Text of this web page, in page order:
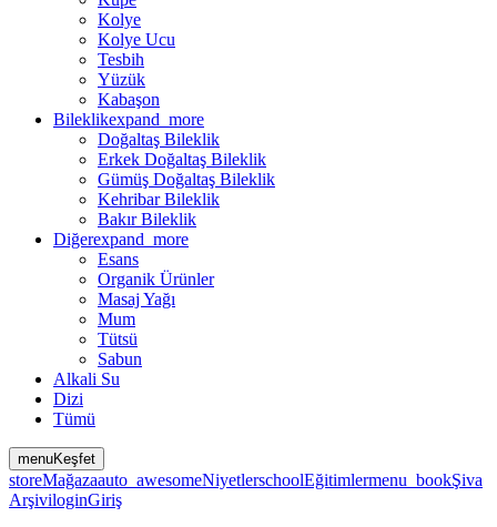
Kolye
Kolye Ucu
Tesbih
Yüzük
Kabaşon
Bileklikexpand_more
Doğaltaş Bileklik
Erkek Doğaltaş Bileklik
Gümüş Doğaltaş Bileklik
Kehribar Bileklik
Bakır Bileklik
Diğerexpand_more
Esans
Organik Ürünler
Masaj Yağı
Mum
Tütsü
Sabun
Alkali Su
Dizi
Tümü
menuKeşfet
storeMağazaauto_awesomeNiyetlerschoolEğitimlermenu_bookŞiva
ArşiviloginGiriş